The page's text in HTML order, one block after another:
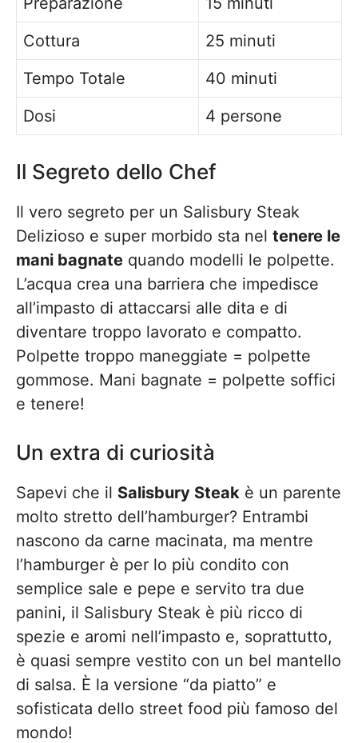
Cottura
25 minuti
Tempo Totale
40 minuti
Dosi
4 persone
Il Segreto dello Chef
Il vero segreto per un Salisbury Steak
Delizioso e super morbido sta nel tenere le
mani bagnate quando modelli le polpette.
L’acqua crea una barriera che impedisce
all’impasto di attaccarsi alle dita e di
diventare troppo lavorato e compatto.
Polpette troppo maneggiate = polpette
gommose. Mani bagnate = polpette soffici
e tenere!
Un extra di curiosità
Sapevi che il Salisbury Steak è un parente
molto stretto dell’hamburger? Entrambi
nascono da carne macinata, ma mentre
l’hamburger è per lo più condito con
semplice sale e pepe e servito tra due
panini, il Salisbury Steak è più ricco di
spezie e aromi nell’impasto e, soprattutto,
è quasi sempre vestito con un bel mantello
di salsa. È la versione “da piatto” e
sofisticata dello street food più famoso del
mondo!